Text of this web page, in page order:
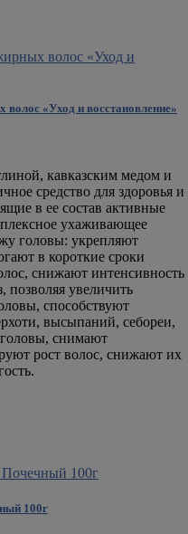
«Уход и восстановление»
кавказским медом и
средство для здоровья и
в ее состав активные
ухаживающее
головы: укрепляют
в короткие сроки
снижают интенсивность
позволяя увеличить
способствуют
высыпаний, себореи,
снимают
рост волос, снижают их
100г